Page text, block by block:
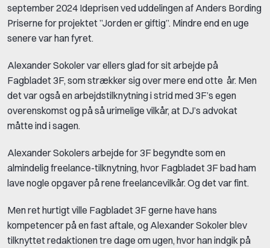
september 2024 Ideprisen ved uddelingen af Anders Bording
Priserne for projektet ”Jorden er giftig”. Mindre end en uge
senere var han fyret.
Alexander Sokoler var ellers glad for sit arbejde på
Fagbladet 3F, som strækker sig over mere end otte år. Men
det var også en arbejdstilknytning i strid med 3F’s egen
overenskomst og på så urimelige vilkår, at DJ’s advokat
måtte ind i sagen.
Alexander Sokolers arbejde for 3F begyndte som en
almindelig freelance-tilknytning, hvor Fagbladet 3F bad ham
lave nogle opgaver på rene freelancevilkår. Og det var fint.
Men ret hurtigt ville Fagbladet 3F gerne have hans
kompetencer på en fast aftale, og Alexander Sokoler blev
tilknyttet redaktionen tre dage om ugen, hvor han indgik på